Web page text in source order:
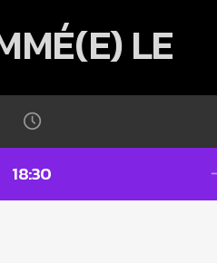
LE
18:30